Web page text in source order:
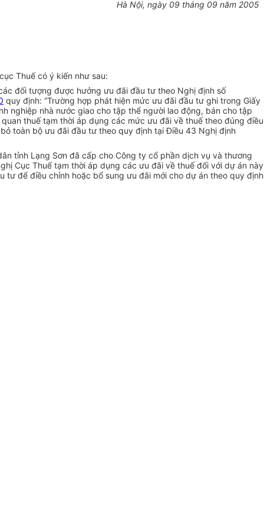
Hà Nội, ngày 09 tháng 09 năm 2005
Thuế có ý kiến như sau:
đối tượng được hưởng ưu đãi đầu tư theo Nghị định số
quy định: “Trường hợp phát hiện mức ưu đãi đầu tư ghi trong Giấy
nghiệp nhà nước giao cho tập thể người lao động, bán cho tập
thuế tạm thời áp dụng các mức ưu đãi về thuế theo đúng điều
toàn bộ ưu đãi đầu tư theo quy định tại Điều 43 Nghị định
tỉnh Lạng Sơn đã cấp cho Công ty cổ phần dịch vụ và thương
Cục Thuế tạm thời áp dụng các ưu đãi về thuế đối với dự án này
để điều chỉnh hoặc bổ sung ưu đãi mới cho dự án theo quy định